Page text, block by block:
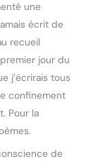
une
écrit de
recueil
jour du
j’écrirais tous
confinement
Pour la
de